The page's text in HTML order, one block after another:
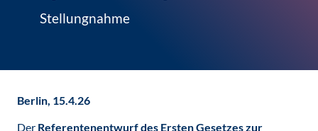
Stellungnahme
Berlin, 15.4.26
Der Referentenentwurf des Ersten Gesetzes zur